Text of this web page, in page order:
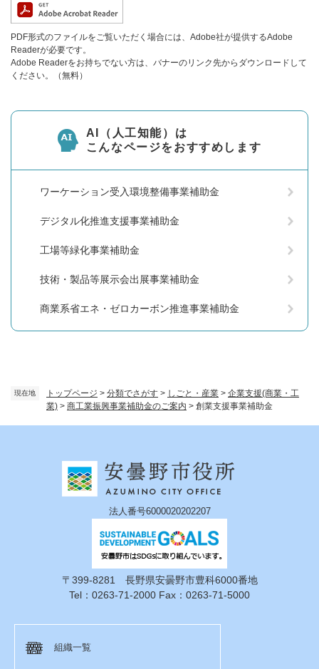
現在地 トップページ > 分類でさがす > しごと・産業 > 企業支援(商業・工
業) > 商工業振興事業補助金のご案内 > 創業支援事業補助金
PDF形式のファイルをご覧いただく場合には、Adobe社が提供するAdobe
Readerが必要です。
Adobe Readerをお持ちでない方は、バナーのリンク先からダウンロードして
ください。（無料）
AI（人工知能）は
こんなページをおすすめします
ワーケーション受入環境整備事業補助金
デジタル化推進支援事業補助金
工場等緑化事業補助金
技術・製品等展示会出展事業補助金
商業系省エネ・ゼロカーボン推進事業補助金
法人番号6000020202207
〒399-8281 長野県安曇野市豊科6000番地
Tel：0263-71-2000 Fax：0263-71-5000
組織一覧